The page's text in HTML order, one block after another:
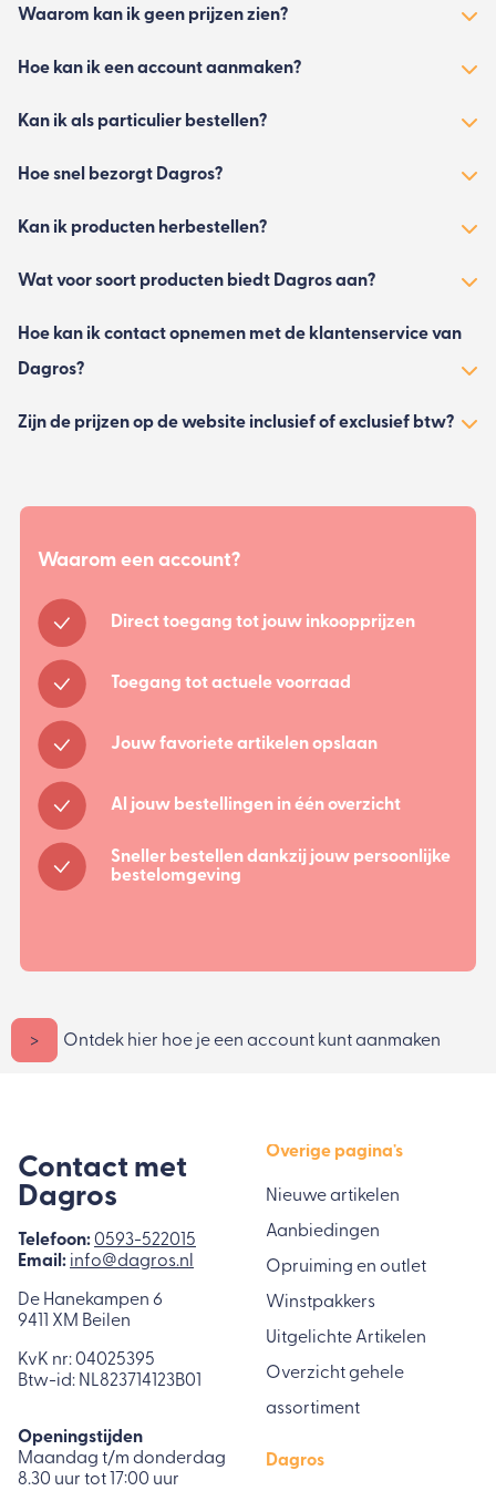
Waarom kan ik geen prijzen zien?
Hoe kan ik een account aanmaken?
Kan ik als particulier bestellen?
Hoe snel bezorgt Dagros?
Kan ik producten herbestellen?
Wat voor soort producten biedt Dagros aan?
Hoe kan ik contact opnemen met de klantenservice van
Dagros?
Zijn de prijzen op de website inclusief of exclusief btw?
Waarom een account?
Direct toegang tot jouw inkoopprijzen
Toegang tot actuele voorraad
Jouw favoriete artikelen opslaan
Al jouw bestellingen in één overzicht
Sneller bestellen dankzij jouw persoonlijke
bestelomgeving
> Ontdek hier hoe je een account kunt aanmaken
Contact met
Dagros
Telefoon:0593-522015
Email: info@dagros.nl
De Hanekampen 6
9411 XM Beilen
KvK nr: 04025395
Btw-id: NL823714123B01
Openingstijden
Maandag t/m donderdag
8.30 uur tot 17:00 uur
Overige pagina's
Nieuwe artikelen
Aanbiedingen
Opruiming en outlet
Winstpakkers
Uitgelichte Artikelen
Overzicht gehele
assortiment
Dagros